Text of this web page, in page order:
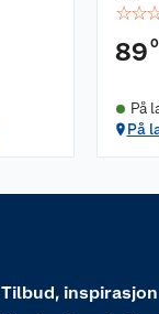
☆☆
89
På
På
Tilbud,